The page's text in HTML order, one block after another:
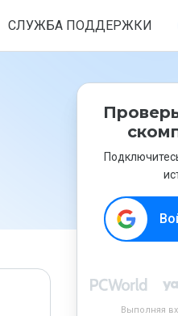
СЛУЖБА ПОДДЕРЖКИ
Выполняя